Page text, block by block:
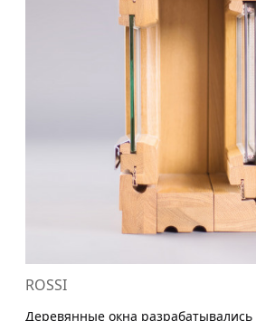
ROSSI
Деревянные окна разрабатывались